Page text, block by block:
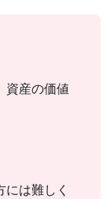
資産の価値
は難しく